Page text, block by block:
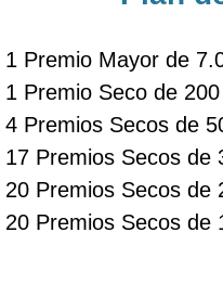
1 Premio Mayor de
1 Premio Seco de
4 Premios Secos de
17 Premios Secos de
20 Premios Secos de
20 Premios Secos de